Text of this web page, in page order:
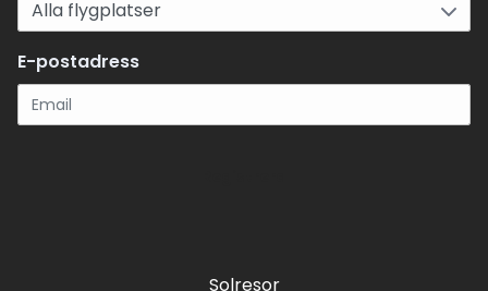
E-postadress
Solresor